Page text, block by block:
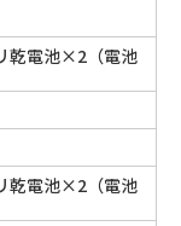
乾電池×2（電池
乾電池×2（電池